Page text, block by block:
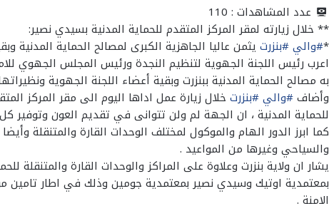
عدد المشاهدات : 110
** خلال زيارته لمقر المركز المتقدم للحماية المدنية بسيدي نصير:
*#والي#بنزرت يثمن عاليا الجاهزية الكبرى لمصالح الحماية المدنية
اعرب رئيس اللجنة الجهوية لتنظيم النجدة ورئيس المجلس الجهوي
به مصالح الحماية المدنية ببنزرت وبقية أعضاء اللجنة الجهوية
وأضاف#والي#بنزرت خلال زيارة عمل اداها اليوم الى مقر المركز
للحماية المدنية ، ان الجهة لم ولن تتوانى في تقديم العون وتوفير كل
كما ابرز الدور الهام والموكول لمختلف الوحدات القارة والمتنقلة
والسياحي وغيرها من المواعيد .
يشار ان ولاية بنزرت وعلاوة على المراكز والوحدات القارة والمتنقلة
بمعتمدية اوتيك وسيدي نصير بمعتمدية جومين وذلك في اطار تامين
الامنة .